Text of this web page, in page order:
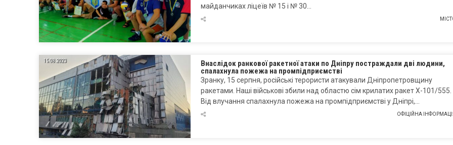
майданчиках ліцеїв № 15 і № 30…
15.08.2023
Внаслідок ранкової ракетної атаки по Дніпру постраждали дві людини,
спалахнула пожежа на промпідприємстві
Зранку, 15 серпня, російські терористи атакували Дніпропетровщину
ракетами. Наші військові збили над областю сім крилатих ракет Х-101/555.
Від влучання спалахнула пожежа на промпідприємстві у Дніпрі,…
ОФІЦІЙНА